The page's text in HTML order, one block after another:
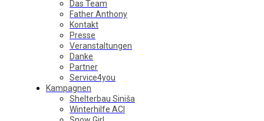
Das Team
Father Anthony
Kontakt
Presse
Veranstaltungen
Danke
Partner
Service4you
Kampagnen
Shelterbau Siniša
Winterhilfe ACI